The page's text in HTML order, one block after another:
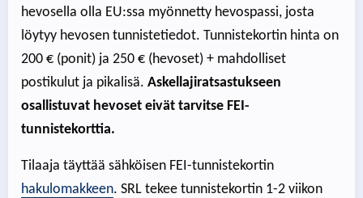
hevosella olla EU:ssa myönnetty hevospassi, josta
löytyy hevosen tunnistetiedot. Tunnistekortin hinta on
200 € (ponit) ja 250 € (hevoset) + mahdolliset
postikulut ja pikalisä. Askellajiratsastukseen
osallistuvat hevoset eivät tarvitse FEI-
tunnistekorttia.
Tilaaja täyttää sähköisen FEI-tunnistekortin
hakulomakkeen. SRL tekee tunnistekortin 1-2 viikon